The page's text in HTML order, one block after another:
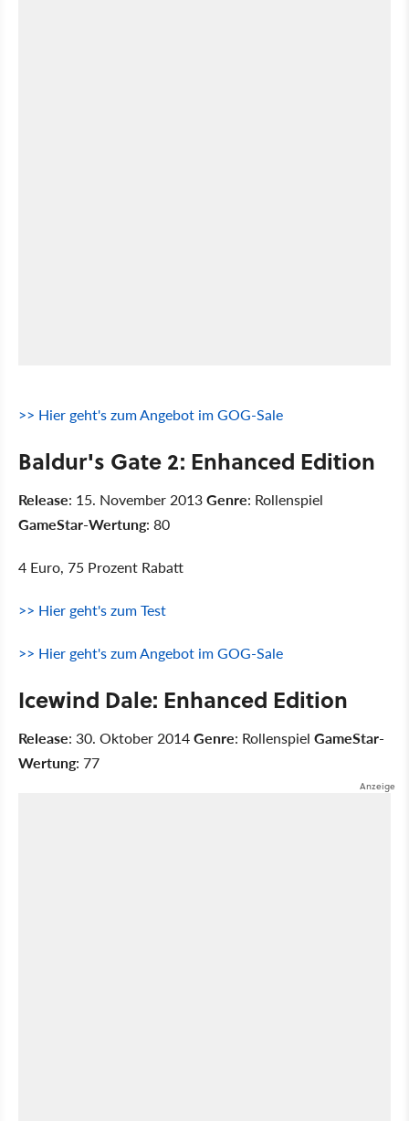
>> Hier geht's zum Angebot im GOG-Sale
Baldur's Gate 2: Enhanced Edition
Release: 15. November 2013Genre: Rollenspiel
GameStar-Wertung: 80
4 Euro, 75 Prozent Rabatt
>> Hier geht's zum Test
>> Hier geht's zum Angebot im GOG-Sale
Icewind Dale: Enhanced Edition
Release: 30. Oktober 2014Genre: Rollenspiel GameStar-
Wertung: 77